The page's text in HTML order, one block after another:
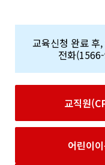
교육신청 완료
전화
교직원
어린이